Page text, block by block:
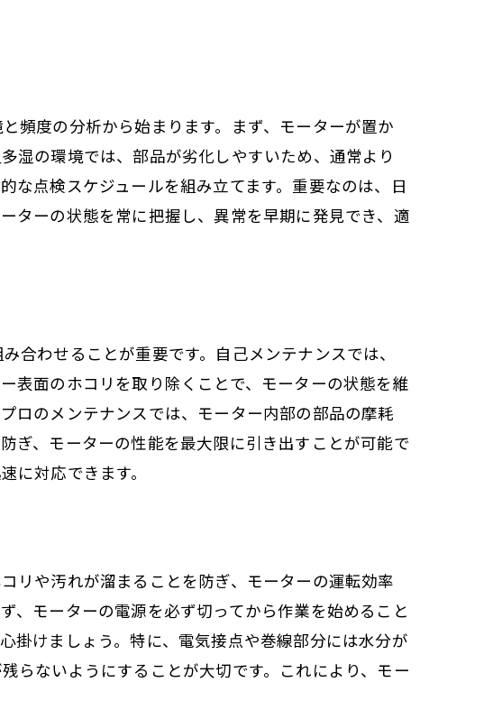
頻度の分析から始まります。まず、モーターが置か
湿の環境では、部品が劣化しやすいため、通常より
な点検スケジュールを組み立てます。重要なのは、日
ターの状態を常に把握し、異常を早期に発見でき、適
わせることが重要です。自己メンテナンスでは、
表面のホコリを取り除くことで、モーターの状態を維
ロのメンテナンスでは、モーター内部の部品の摩耗
ぎ、モーターの性能を最大限に引き出すことが可能で
に対応できます。
リや汚れが溜まることを防ぎ、モーターの運転効率
、モーターの電源を必ず切ってから作業を始めること
掛けましょう。特に、電気接点や巻線部分には水分が
らないようにすることが大切です。これにより、モー